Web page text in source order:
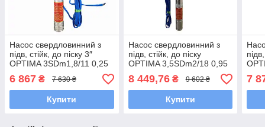
Насос свердловинний з
підв, стійк, до піску 3″
OPTIMA 3SDm1,8/11 0,25
кВт 45м +
пульт+кабель25м NEW
6 867 ₴ 7 630 ₴
Купити
Насос свердловинний з
підв, стійк, до піску
OPTIMA 3,5SDm2/18 0,95
кВт 101м + пульт +кабель
15м NEW
8 449,76₴ 9 602 ₴
Купити
кВт
35м
7